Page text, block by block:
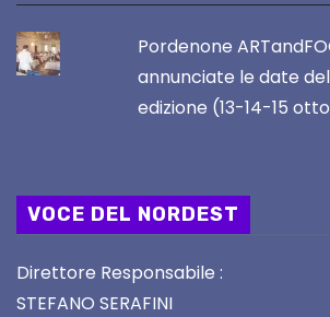
Pordenone
annunciate le date
edizione (13-14-15
VOCE DEL NORDEST
Direttore Responsabile :
STEFANO SERAFINI